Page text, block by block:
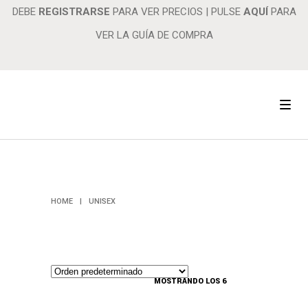
DEBE REGISTRARSE PARA VER PRECIOS | PULSE AQUÍ PARA
VER LA GUÍA DE COMPRA
HOME | UNISEX
MOSTRANDO LOS 6